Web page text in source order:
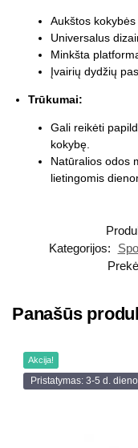
Aukštos
Universalus
Minkšta
Įvairių dydžių
Trūkumai:
Gali reikėti
kokybę.
Natūralios odos
lietingomis
Kategorijos:
Panašūs
Akcija!
Pristatymas: 3-5 d.